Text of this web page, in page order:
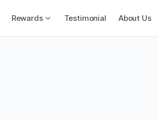
Rewards Testimonial About Us